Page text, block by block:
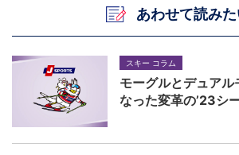
あわせて読み
スキー コラム
モーグルとデュア
なった変革の’23シ